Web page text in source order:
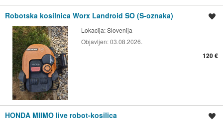
Robotska kosilnica Worx Landroid SO (S-oznaka)
Lokacija:Slovenija
Objavljen:03.08.2026.
120 €
HONDA MIIMO live robot-kosilica